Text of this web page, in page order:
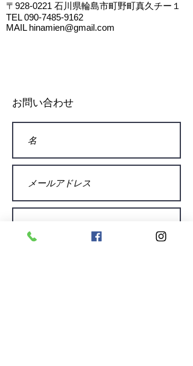
〒928-0221 石川県輪島市町野町真久チー１
TEL090-7485-9162
MAIL hinamien@gmail.com
お問い合わせ